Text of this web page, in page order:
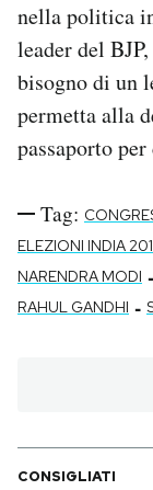
nella politica
leader del
bisogno di un
permetta alla
passaporto
Tag:
ELEZIONI INDIA
NARENDRA MODI -
RAHUL GANDHI -
CONSIGLIATI